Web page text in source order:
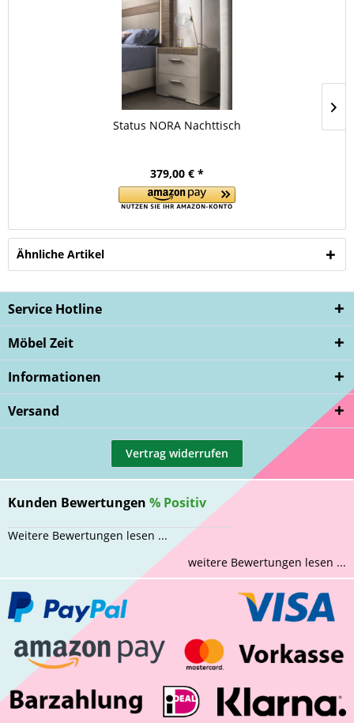
Status NORA Nachttisch
379,00 € *
Ähnliche Artikel
Service Hotline
Möbel Zeit
Informationen
Versand
Vertrag widerrufen
Kunden Bewertungen % Positiv
Weitere Bewertungen lesen ...
weitere Bewertungen lesen ...